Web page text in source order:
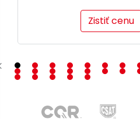
Zistiť cenu